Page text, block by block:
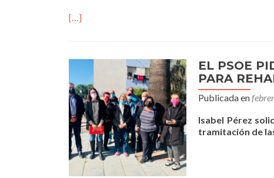
[…]
EL PSOE
PARA
Publicada en
Isabel Pérez
tramitación de